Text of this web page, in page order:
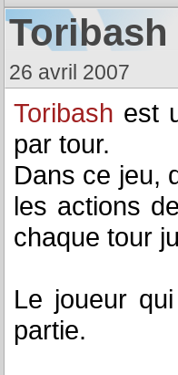
Toribash
26 avril 2007
Toribash est
par tour.
Dans ce jeu,
les actions
chaque tour
Le joueur
partie.